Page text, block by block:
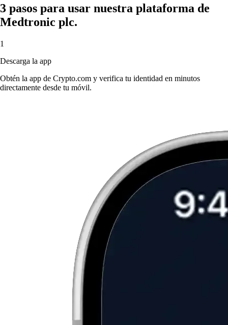
3 pasos para usar nuestra plataforma de
Medtronic plc.
1
Descarga la app
Obtén la app de Crypto.com y verifica tu identidad en minutos
directamente desde tu móvil.